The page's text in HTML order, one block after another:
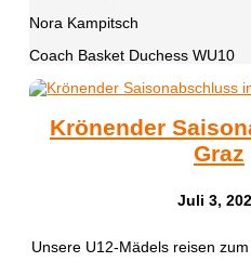
Nora Kampitsch
Coach Basket Duchess WU10
Krönender
Graz
Juli 3,
Unsere U12-Mädels reisen